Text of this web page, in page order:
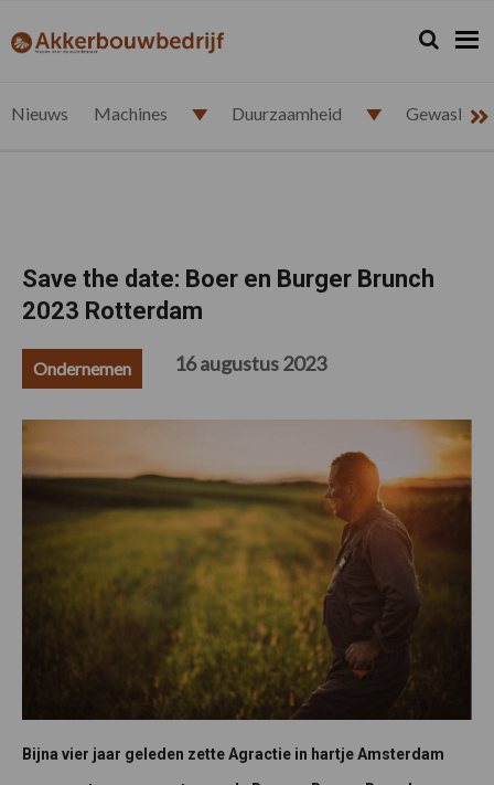
de
de
de
de
akkerbouwbedrijf.nl Zoeken...
Zoek
Nieuws Machines Duurzaamheid
Save the date: Boer en Burger Brunch
2023 Rotterdam
Ondernemen 16 augustus 2023
Bijna vier jaar geleden zette Agractie in hartje Amsterdam